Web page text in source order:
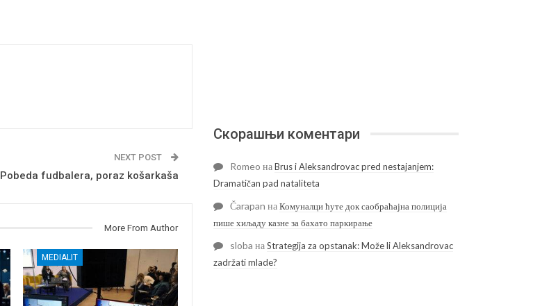
NEXT POST
Pobeda fudbalera, poraz košarkaša
More From Author
MEDIALIT
Скорашњи коментари
Romeo наBrus i Aleksandrovac pred nestajanjem:
Dramatičan pad nataliteta
Čarapan наКомуналци ћуте док саобраћајна полиција
пише хиљаду казне за бахато паркирање
sloba наStrategija za opstanak: Može li Aleksandrovac
zadržati mlade?